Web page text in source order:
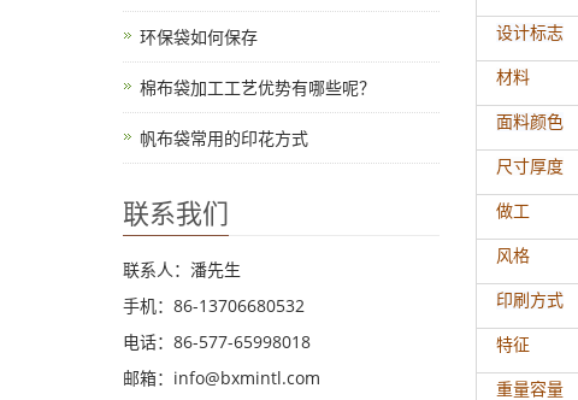
设计标志
材料
面料颜色
尺寸厚度
做工
风格
印刷方式
特征
重量容量
环保袋如何保存
棉布袋加工工艺优势有哪些呢？
帆布袋常用的印花方式
联系我们
联系人：潘先生
手机：86-13706680532
电话：86-577-65998018
邮箱：info@bxmintl.com